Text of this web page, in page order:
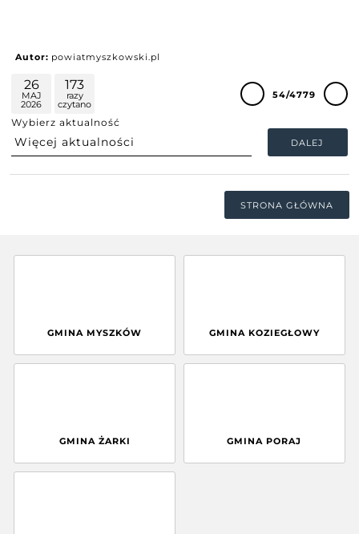
Autor: powiatmyszkowski.pl
26
MAJ
2026
173
razy
czytano
Wybierz aktualność
DALEJ
54/4779
STRONA GŁÓWNA
GMINA MYSZKÓW GMINA KOZIEGŁOWY
GMINA ŻARKI GMINA PORAJ